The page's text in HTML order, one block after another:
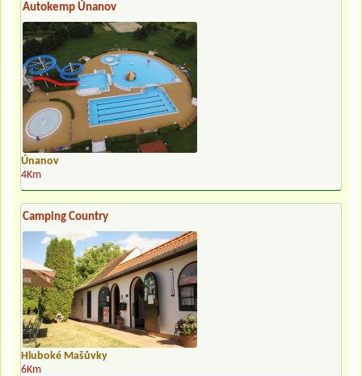
Autokemp Únanov
Únanov
4Km
Camping Country
Hluboké Mašůvky
6Km